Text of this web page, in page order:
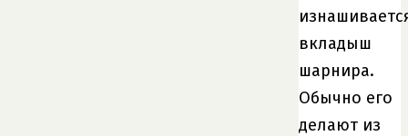
вкладыш
шарнира.
Обычно его
делают из